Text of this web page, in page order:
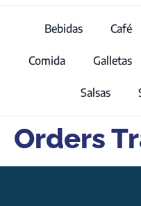
Bebidas Café
Comida Galletas
Salsas
Orders